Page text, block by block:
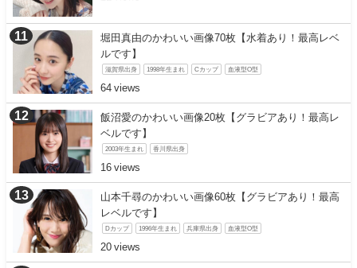
堀田真由のかわいい画像70枚【水着あり！最高レベ
ルです】
滋賀県出身 1998年生まれ Cカップ 血液型O型
64
飯沼愛のかわいい画像20枚【グラビアあり！最高レ
ベルです】
2003年生まれ 香川県出身
16
山本千尋のかわいい画像60枚【グラビアあり！最高
レベルです】
Dカップ 1996年生まれ 兵庫県出身 血液型O型
20